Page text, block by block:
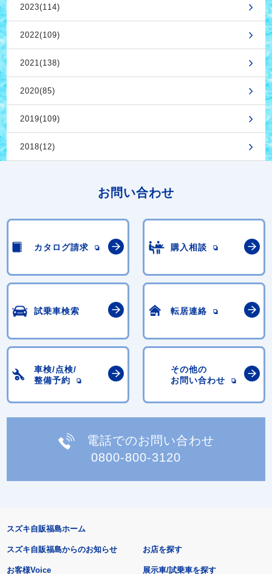
2023(114)
2022(109)
2021(138)
2020(85)
2019(109)
2018(12)
お問い合わせ
カタログ請求 購入相談
試乗車検索 転居連絡
車検/点検/
整備予約
その他の
お問い合わせ
電話でのお問い合わせ
0800-800-3120
スズキ自販福島ホーム
スズキ自販福島からのお知らせ
お客様Voice
お店を探す
展示車/試乗車を探す